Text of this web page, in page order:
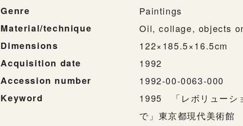
Genre
Paintings
Material/technique
Oil, collage, objects
Dimensions
122×185.5×16.5cm
Acquisition date
1992
Accession number
1992-00-0063-000
Keyword
1995 「レボリューシ
で」東京都現代美術館